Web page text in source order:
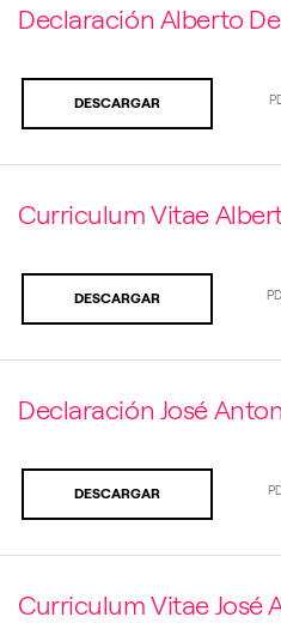
Declaración Alberto
DESCARGAR
Curriculum Vitae
DESCARGAR
Declaración José
DESCARGAR
Curriculum Vitae José